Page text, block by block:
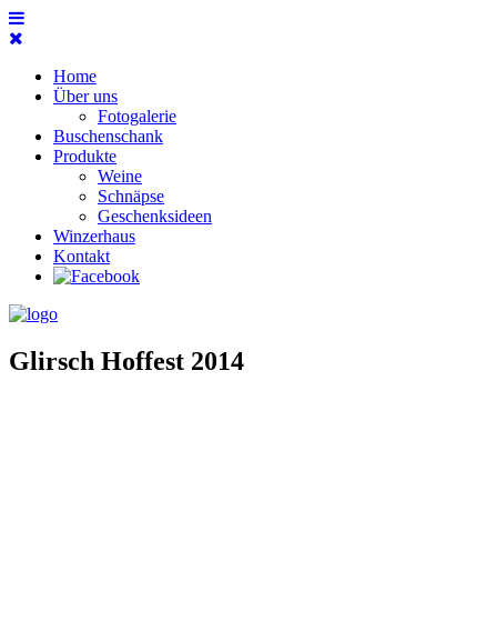
Home
Über uns
Fotogalerie
Buschenschank
Produkte
Weine
Schnäpse
Geschenksideen
Winzerhaus
Kontakt
Glirsch Hoffest 2014